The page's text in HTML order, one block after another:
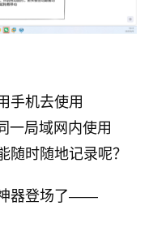
手机去使用
一局域网内使用
随时随地记录呢？
器登场了——